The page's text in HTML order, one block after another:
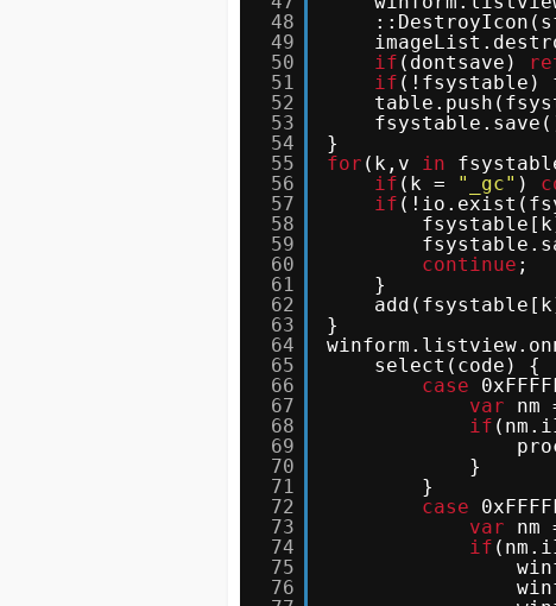
48
49
50
51
52
53
54
55
56
57
58
59
60
61
62
63
64
65
66
67
68
69
70
71
72
73
74
75
76
if (dontsave)
if (!fsystable)
}
for (k,v in
if (k = "_gc" )
if
continue ;
}
}
select(code) {
case
var
if
}
}
case
var
if